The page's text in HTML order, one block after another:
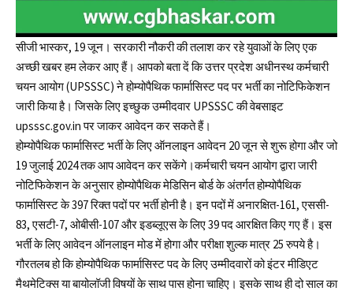
सीजी भास्कर, 19 जून। सरकारी नौकरी की तलाश कर रहे युवाओं के लिए एक
अच्छी खबर हम लेकर आए हैं। आपको बता दें कि उत्तर प्रदेश अधीनस्थ कर्मचारी
चयन आयोग (UPSSSC) ने होम्योपैथिक फार्मासिस्ट पद पर भर्ती का नोटिफिकेशन
जारी किया है। जिसके लिए इच्छुक उम्मीदवार UPSSSC की वेबसाइट
upsssc.gov.in पर जाकर आवेदन कर सकते हैं।
होम्योपैथिक फार्मासिस्ट भर्ती के लिए ऑनलाइन आवेदन 20 जून से शुरू होगा और जो
19 जुलाई 2024 तक आप आवेदन कर सकेंगे।कर्मचारी चयन आयोग द्वारा जारी
नोटिफिकेशन के अनुसार होम्योपैथिक मेडिसिन बोर्ड के अंतर्गत होम्योपैथिक
फार्मासिस्ट के 397 रिक्त पदों पर भर्ती होनी है। इन पदों‌ में अनारक्षित-161, एससी-
83, एसटी-7, ओबीसी-107 और इडब्लूएस के लिए 39 पद आरक्षित किए गए हैं। इस
भर्ती के लिए आवेदन ऑनलाइन मोड में होगा और परीक्षा शुल्क मात्र 25 रुपये है।
गौरतलब हो कि होम्योपैथिक फार्मासिस्ट पद के लिए उम्मीदवारों को इंटर मीडिएट
मैथमेटिक्स या बायोलॉजी विषयों के साथ पास होना चाहिए। इसके साथ ही दो साल का